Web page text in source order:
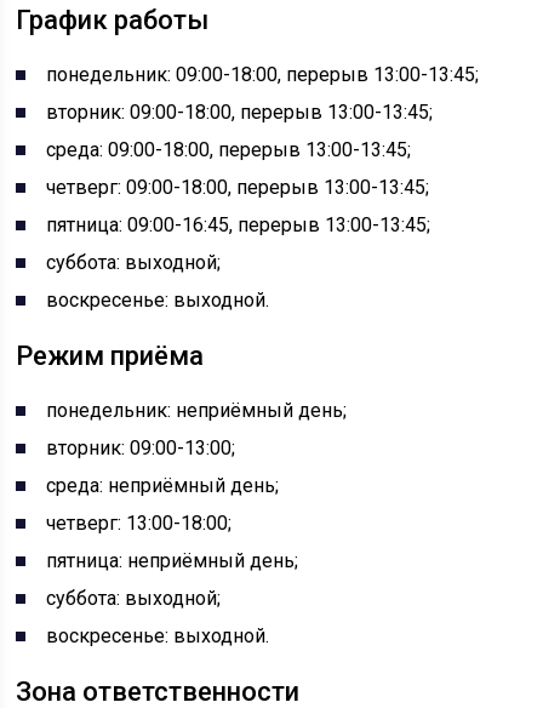
График работы
понедельник: 09:00-18:00, перерыв 13:00-13:45;
вторник: 09:00-18:00, перерыв 13:00-13:45;
среда: 09:00-18:00, перерыв 13:00-13:45;
четверг: 09:00-18:00, перерыв 13:00-13:45;
пятница: 09:00-16:45, перерыв 13:00-13:45;
суббота: выходной;
воскресенье: выходной.
Режим приёма
понедельник: неприёмный день;
вторник: 09:00-13:00;
среда: неприёмный день;
четверг: 13:00-18:00;
пятница: неприёмный день;
суббота: выходной;
воскресенье: выходной.
Зона ответственности